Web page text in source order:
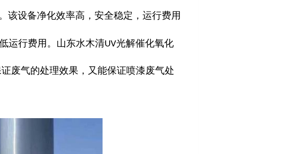
该设备净化效率高，安全稳定，运行费用
运行费用。山东水木清UV光解催化氧化
废气的处理效果，又能保证喷漆废气处